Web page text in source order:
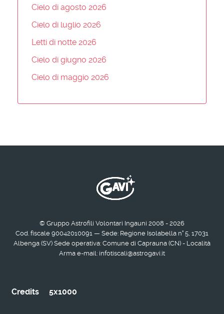
Cielo di agosto 2026
Cielo di luglio 2026
Letti di notte 2026
Cielo di giugno 2026
Cielo di maggio 2026
© Gruppo Astrofili Volontari Ingauni 2008 - 2026
Cod. fiscale 90042010091 — Sede: Regione Isolabella n° 5, 17031
Albenga (SV) Sede operativa: Comune di Caprauna (CN) - Località
Arma e-mail: infotiscali@astrogavi.it
Credits 5x1000